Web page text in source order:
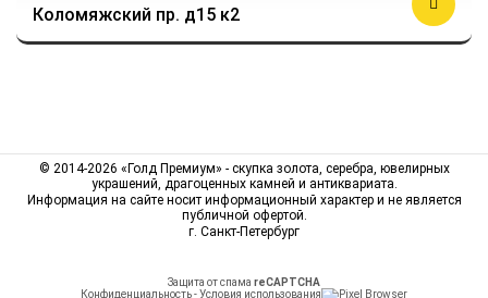
Коломяжский пр. д15 к2
© 2014-2026 «Голд Премиум» - скупка золота, серебра, ювелирных
украшений, драгоценных камней и антиквариата.
Информация на сайте носит информационный характер и не является
публичной офертой.
г. Санкт-Петербург
Защита от спама reCAPTCHA
Конфиденциальность-Условия использования